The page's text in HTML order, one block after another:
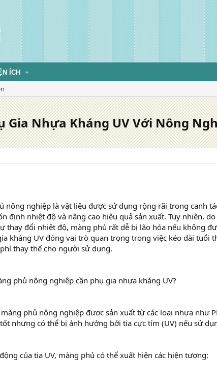
ÍCH
Gia Nhựa Kháng UV Với Nông
nông nghiệp là vật liệu được sử dụng rộng rãi trong canh
định nhiệt độ và nâng cao hiệu quả sản xuất. Tuy nhiên,
thay đổi nhiệt độ, màng phủ rất dễ bị lão hóa nếu không
kháng UV đóng vai trò quan trọng trong việc kéo dài tuổi
thay thế cho người sử dụng.
phủ nông nghiệp cần phụ gia nhựa kháng UV?
phủ nông nghiệp được sản xuất từ các loại nhựa như
nhưng có thể bị ảnh hưởng bởi tia cực tím (UV) nếu sử
của tia UV, màng phủ có thể xuất hiện các hiện tượng: